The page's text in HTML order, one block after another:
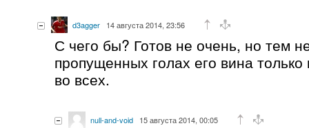
d3agger 14 августа 2014, 23:56
С чего бы? Готов не очень, но тем
пропущенных голах его вина только
во всех.
null-and-void 15 августа 2014, 00:05